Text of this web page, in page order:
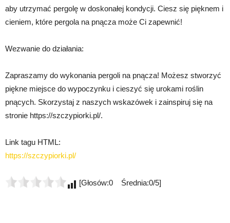
aby utrzymać pergolę w doskonałej kondycji. Ciesz się pięknem i
cieniem, które pergola na pnącza może Ci zapewnić!
Wezwanie do działania:
Zapraszamy do wykonania pergoli na pnącza! Możesz stworzyć
piękne miejsce do wypoczynku i cieszyć się urokami roślin
pnących. Skorzystaj z naszych wskazówek i zainspiruj się na
stronie https://szczypiorki.pl/.
Link tagu HTML:
https://szczypiorki.pl/
[Głosów:0 Średnia:0/5]